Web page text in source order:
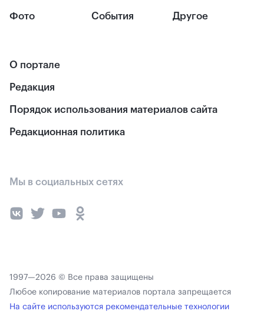
Фото События Другое
О портале
Редакция
Порядок использования материалов сайта
Редакционная политика
Мы в социальных сетях
1997—2026 © Все права защищены
Любое копирование материалов портала запрещается
На сайте используются рекомендательные технологии